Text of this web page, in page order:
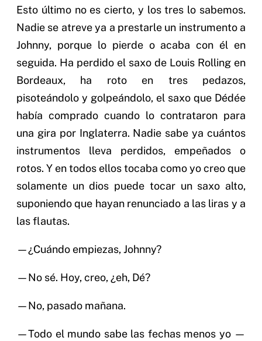
Esto último no es cierto, y los tres lo sabemos.
Nadie se atreve ya a prestarle un instrumento a
Johnny, porque lo pierde o acaba con él en
seguida. Ha perdido el saxo de Louis Rolling en
Bordeaux, ha roto en tres pedazos,
pisoteándolo y golpeándolo, el saxo que Dédée
había comprado cuando lo contrataron para
una gira por Inglaterra. Nadie sabe ya cuántos
instrumentos lleva perdidos, empeñados o
rotos. Y en todos ellos tocaba como yo creo que
solamente un dios puede tocar un saxo alto,
suponiendo que hayan renunciado a las liras y a
las flautas.
—¿Cuándo empiezas, Johnny?
—No sé. Hoy, creo, ¿eh, Dé?
—No, pasado mañana.
—Todo el mundo sabe las fechas menos yo —